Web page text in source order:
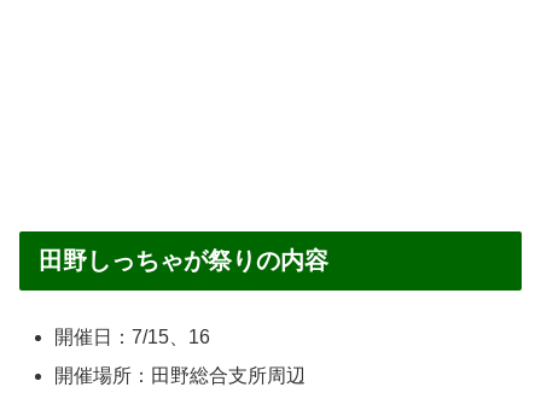
田野しっちゃが祭りの内容
開催日：7/15、16
開催場所：田野総合支所周辺